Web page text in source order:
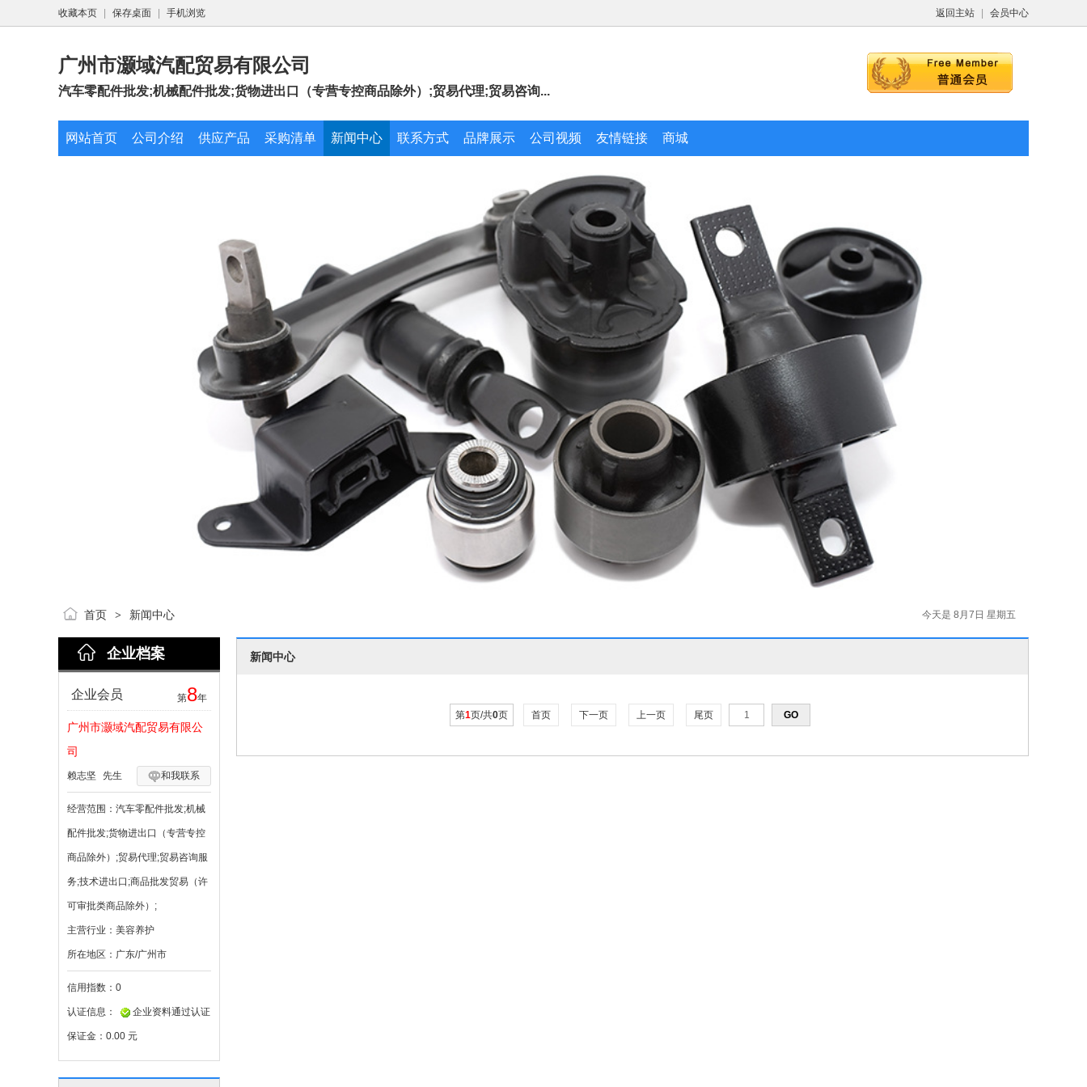
返回主站 会员中心
收藏本页 保存桌面 手机浏览
广州市灏域汽配贸易有限公司
汽车零配件批发;机械配件批发;货物进出口（专营专控商品除外）;贸易代理;贸易咨询...
网站首页 公司介绍 供应产品 采购清单 新闻中心 联系方式 品牌展示 公司视频 友情链接 商城
今天是 8月7日 星期五
首页 > 新闻中心
企业档案
企业会员 第8年
广州市灏域汽配贸易有限公
司
赖志坚 先生 和我联系
经营范围： 汽车零配件批发;机械
配件批发;货物进出口（专营专控
商品除外）;贸易代理;贸易咨询服
务;技术进出口;商品批发贸易（许
可审批类商品除外）;
主营行业： 美容养护
所在地区： 广东/广州市
信用指数： 0
认证信息： 企业资料通过认证
保证金： 0.00 元
新闻中心
第1页/共0页 首页 下一页 上一页 尾页